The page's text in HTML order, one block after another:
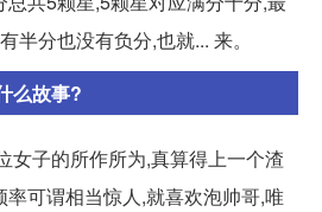
半分也没有负分,也就... 来。
么故事?
女子的所作所为,真算得上一个渣
可谓相当惊人,就喜欢泡帅哥,唯